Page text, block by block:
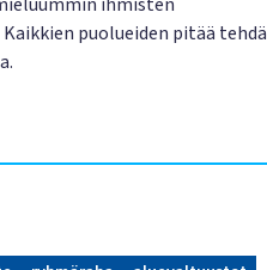
puolueiden pitää tehdä